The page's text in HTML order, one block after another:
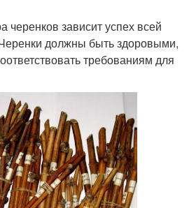
черенков зависит успех всей
должны быть здоровыми,
требованиям для